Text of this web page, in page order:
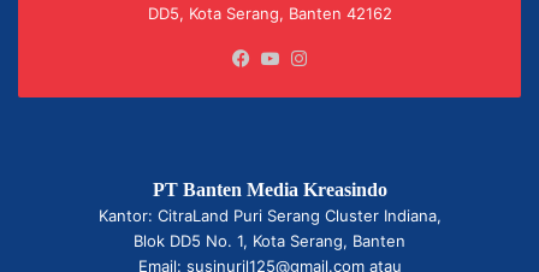
DD5, Kota Serang, Banten 42162
Facebook
YouTube
PT Banten Media Kreasindo
Kantor: CitraLand Puri Serang Cluster Indiana,
Blok DD5 No. 1, Kota Serang, Banten
Email: susinuril125@gmail.com atau